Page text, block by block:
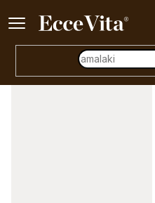
Ke každému nákupu nad
z
nV